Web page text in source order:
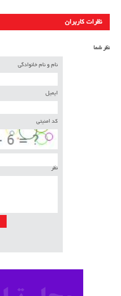
نظرات کاربران
نظر شما
نام و نام خانوادگی
ایمیل
کد امنیتی
نظر